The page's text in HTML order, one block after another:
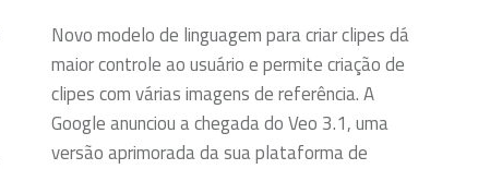
Novo modelo de linguagem para criar clipes dá
maior controle ao usuário e permite criação de
clipes com várias imagens de referência. A
Google anunciou a chegada do Veo 3.1, uma
versão aprimorada da sua plataforma de